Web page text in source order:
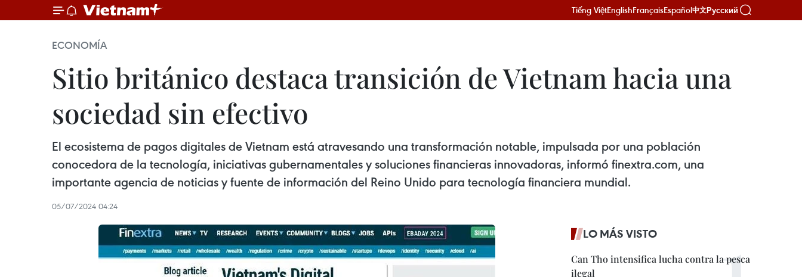
Tiếng ViệtEnglishFrançaisEspañol中文Русский
ECONOMÍA
Sitio británico destaca transición de Vietnam hacia una
sociedad sin efectivo
El ecosistema de pagos digitales de Vietnam está atravesando una transformación notable, impulsada por una población
conocedora de la tecnología, iniciativas gubernamentales y soluciones financieras innovadoras, informó finextra.com, una
importante agencia de noticias y fuente de información del Reino Unido para tecnología financiera mundial.
05/07/2024 04:24
LO MÁS VISTO
Can Tho intensifica lucha contra la pesca
ilegal